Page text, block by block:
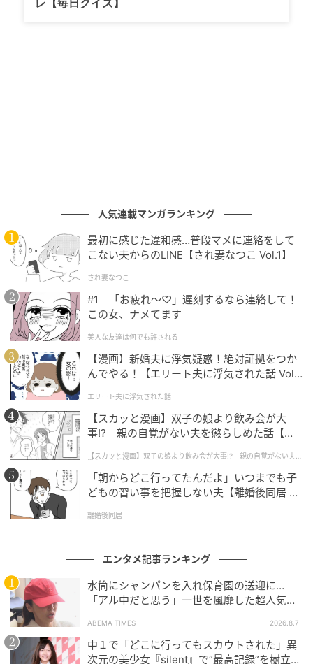
リアーナは大胆なマタニティルックや恋人との登場だ
けでなく、豪奢なジュエリーでも注目されてきた。
2023年には、推定2500万ドルのダイヤモンドとパー
ルの豪華なブルガリのネックレスに、スザンヌ・ベル
ペロンのハイジュエリーフラワーイヤリングを合わせ
ていた。
巨大なダイヤモンドという点ではデュア・リパも負け
ていない。2023年、ティファニーの新作ダイヤモンド
で登場した。これは同ブランドの「ルシダ・スター」
ネックレスに100カラットを超えるクッションカット
ダイヤモンドをセットしたもので、1878年にティファ
ニーの創業者、チャールズ・ルイス・ティファニーが
入手した伝説的な「ティファニー ダイヤモンド」への
オマージュとも言える作品。ティファニー ダイヤモン
ドは、映画『ティファニーで朝食を』の宣伝用にオー
ドリー・ヘップバーンが着用したことで知られてい
メットガラ史上、最も高価なジュエリーたち
レ【毎日クイズ】
人気連載マンガランキング
最初に感じた違和感…普段マメに連絡をして
こない夫からのLINE【され妻なつこ Vol.1】
され妻なつこ
#1 「お疲れ〜♡」遅刻するなら連絡して！
この女、ナメてます
美人な友達は何でも許される
【漫画】新婚夫に浮気疑惑！絶対証拠をつか
んでやる！【エリート夫に浮気された話 Vol.
エリート夫に浮気された話
【スカッと漫画】双子の娘より飲み会が大
事!? 親の自覚がない夫を懲らしめた話【第1
【スカッと漫画】双子の娘より飲み会が大事!? 親の自覚がない夫を
懲らしめた話
「朝からどこ行ってたんだよ」いつまでも子
どもの習い事を把握しない夫【離婚後同居 Vo
離婚後同居
エンタメ記事ランキング
水筒にシャンパンを入れ保育園の送迎に…
「アル中だと思う」一世を風靡した超人気タ
ABEMA TIMES 2026.8.7
中１で「どこに行ってもスカウトされた」異
次元の美少女『silent』で“最高記録”を樹立し